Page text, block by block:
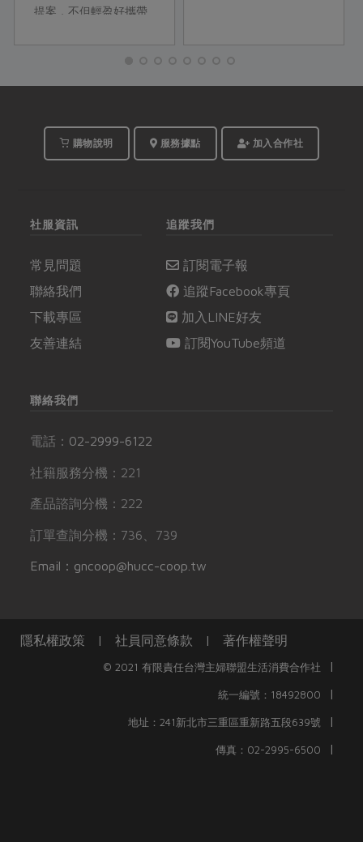
提案，不但輕盈好攜帶
樣美味，搭配不同醬料
購物說明 服務據點 加入合作社
社服資訊
常見問題
聯絡我們
下載專區
友善連結
追蹤我們
訂閱電子報
追蹤Facebook專頁
加入LINE好友
訂閱YouTube頻道
聯絡我們
電話： 02-2999-6122
社籍服務分機：221
產品諮詢分機：222
訂單查詢分機：736、739
Email：gncoop@hucc-coop.tw
隱私權政策 | 社員同意條款 | 著作權聲明
© 2021 有限責任台灣主婦聯盟生活消費合作社 |
統一編號：18492800 |
地址：241新北市三重區重新路五段639號 |
傳真：02-2995-6500 |